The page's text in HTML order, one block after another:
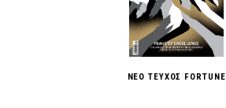
ΝΕΟ ΤΕΥΧΟΣ FORTUNE